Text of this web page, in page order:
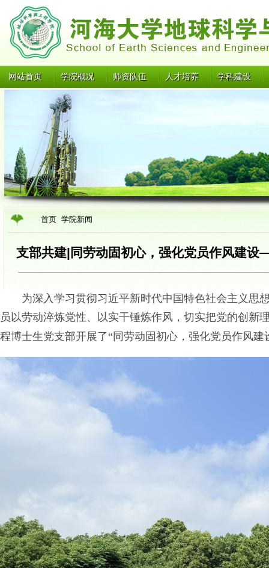
网站首页 学院概况 师资队伍 人才培养 学科建设
首页 学院新闻
支部共建|同劳动固初心，强化党员作风建
为深入学习贯彻习近平新时代中国特色社会主义思
员以劳动淬炼党性、以实干锤炼作风，切实把党的创新
程博士生党支部开展了“同劳动固初心，强化党员作风建